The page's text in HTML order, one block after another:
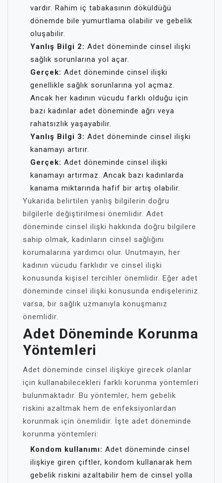
vardır. Rahim iç tabakasının döküldüğü
dönemde bile yumurtlama olabilir ve gebelik
oluşabilir.
Yanlış Bilgi 2: Adet döneminde cinsel ilişki
sağlık sorunlarına yol açar.
Gerçek: Adet döneminde cinsel ilişki
genellikle sağlık sorunlarına yol açmaz.
Ancak her kadının vücudu farklı olduğu için
bazı kadınlar adet döneminde ağrı veya
rahatsızlık yaşayabilir.
Yanlış Bilgi 3: Adet döneminde cinsel ilişki
kanamayı artırır.
Gerçek: Adet döneminde cinsel ilişki
kanamayı artırmaz. Ancak bazı kadınlarda
kanama miktarında hafif bir artış olabilir.
Yukarıda belirtilen yanlış bilgilerin doğru
bilgilerle değiştirilmesi önemlidir. Adet
döneminde cinsel ilişki hakkında doğru bilgilere
sahip olmak, kadınların cinsel sağlığını
korumalarına yardımcı olur. Unutmayın, her
kadının vücudu farklıdır ve cinsel ilişki
konusunda kişisel tercihler önemlidir. Eğer adet
döneminde cinsel ilişki konusunda endişeleriniz
varsa, bir sağlık uzmanıyla konuşmanız
önemlidir.
Adet Döneminde Korunma
Yöntemleri
Adet döneminde cinsel ilişkiye girecek olanlar
için kullanabilecekleri farklı korunma yöntemleri
bulunmaktadır. Bu yöntemler, hem gebelik
riskini azaltmak hem de enfeksiyonlardan
korunmak için önemlidir. İşte adet döneminde
korunma yöntemleri:
Kondom kullanımı: Adet döneminde cinsel
ilişkiye giren çiftler, kondom kullanarak hem
gebelik riskini azaltabilir hem de cinsel yolla